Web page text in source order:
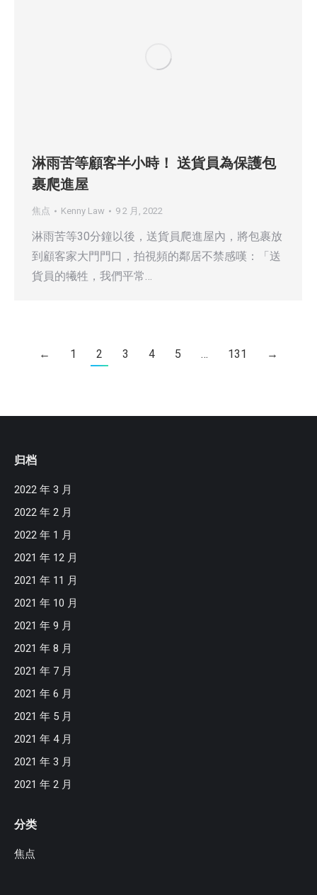
淋雨苦等顧客半小時！ 送貨員為保護包
裹爬進屋
焦点 Kenny Law 9 2 月, 2022
淋雨苦等30分鐘以後，送貨員爬進屋內，將包裹放
到顧客家大門門口，拍視頻的鄰居不禁感嘆：「送
貨員的犧牲，我們平常…
← 1 2 3 4 5 … 131 →
归档
2022 年 3 月
2022 年 2 月
2022 年 1 月
2021 年 12 月
2021 年 11 月
2021 年 10 月
2021 年 9 月
2021 年 8 月
2021 年 7 月
2021 年 6 月
2021 年 5 月
2021 年 4 月
2021 年 3 月
2021 年 2 月
分类
焦点